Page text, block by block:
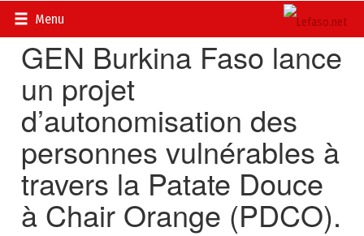
Menu
Accueil>
GEN Burkina Faso lance
un projet
d’autonomisation des
personnes vulnérables à
travers la Patate Douce
à Chair Orange (PDCO).